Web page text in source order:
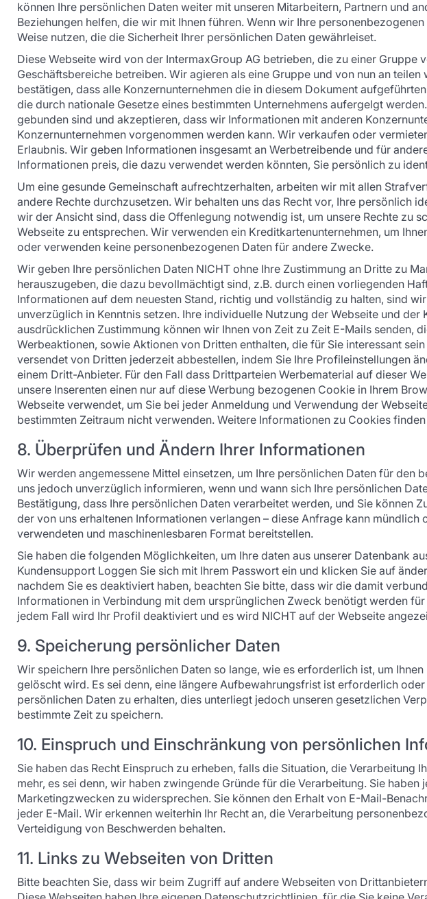
können Ihre persönlichen Daten weiter mit unseren Mitarbeitern, Partnern und
Beziehungen helfen, die wir mit Ihnen führen. Wenn wir Ihre
Weise nutzen, die die Sicherheit Ihrer persönlichen Daten gewährleiset.
Diese Webseite wird von der IntermaxGroup AG betrieben, die zu einer
Geschäftsbereiche betreiben. Wir agieren als eine Gruppe und von nun an
bestätigen, dass alle Konzernunternehmen die in diesem Dokument
die durch nationale Gesetze eines bestimmten Unternehmens aufergelgt
gebunden sind und akzeptieren, dass wir Informationen mit anderen
Konzernunternehmen vorgenommen werden kann. Wir verkaufen oder
Erlaubnis. Wir geben Informationen insgesamt an Werbetreibende und für
Informationen preis, die dazu verwendet werden könnten, Sie persönlich zu
Um eine gesunde Gemeinschaft aufrechtzerhalten, arbeiten wir mit allen
andere Rechte durchzusetzen. Wir behalten uns das Recht vor, Ihre
wir der Ansicht sind, dass die Offenlegung notwendig ist, um unsere Rechte zu
Webseite zu entsprechen. Wir verwenden ein Kreditkartenunternehmen, um
oder verwenden keine personenbezogenen Daten für andere Zwecke.
Wir geben Ihre persönlichen Daten NICHT ohne Ihre Zustimmung an Dritte zu
herauszugeben, die dazu bevollmächtigt sind, z.B. durch einen vorliegenden
Informationen auf dem neuesten Stand, richtig und vollständig zu halten, sind
unverzüglich in Kenntnis setzen. Ihre individuelle Nutzung der Webseite und
ausdrücklichen Zustimmung können wir Ihnen von Zeit zu Zeit E-Mails senden,
Werbeaktionen, sowie Aktionen von Dritten enthalten, die für Sie interessant
versendet von Dritten jederzeit abbestellen, indem Sie Ihre Profileinstellungen
einem Dritt-Anbieter. Für den Fall dass Drittparteien Werbematerial auf dieser
unsere Inserenten einen nur auf diese Werbung bezogenen Cookie in Ihrem
Webseite verwendet, um Sie bei jeder Anmeldung und Verwendung der
bestimmten Zeitraum nicht verwenden. Weitere Informationen zu Cookies
8. Überprüfen und Ändern Ihrer Informationen
Wir werden angemessene Mittel einsetzen, um Ihre persönlichen Daten für
uns jedoch unverzüglich informieren, wenn und wann sich Ihre persönlichen
Bestätigung, dass Ihre persönlichen Daten verarbeitet werden, und Sie können
der von uns erhaltenen Informationen verlangen – diese Anfrage kann
verwendeten und maschinenlesbaren Format bereitstellen.
Sie haben die folgenden Möglichkeiten, um Ihre daten aus unserer Datenbank
Kundensupport Loggen Sie sich mit Ihrem Passwort ein und klicken Sie auf
nachdem Sie es deaktiviert haben, beachten Sie bitte, dass wir die damit
Informationen in Verbindung mit dem ursprünglichen Zweck benötigt werden
jedem Fall wird Ihr Profil deaktiviert und es wird NICHT auf der Webseite
9. Speicherung persönlicher Daten
Wir speichern Ihre persönlichen Daten so lange, wie es erforderlich ist, um
gelöscht wird. Es sei denn, eine längere Aufbewahrungsfrist ist erforderlich
persönlichen Daten zu erhalten, dies unterliegt jedoch unseren gesetzlichen
bestimmte Zeit zu speichern.
10. Einspruch und Einschränkung von persönlichen
Sie haben das Recht Einspruch zu erheben, falls die Situation, die
mehr, es sei denn, wir haben zwingende Gründe für die Verarbeitung. Sie
Marketingzwecken zu widersprechen. Sie können den Erhalt von E-Mail-
jeder E-Mail. Wir erkennen weiterhin Ihr Recht an, die Verarbeitung
Verteidigung von Beschwerden behalten.
11. Links zu Webseiten von Dritten
Bitte beachten Sie, dass wir beim Zugriff auf andere Webseiten von